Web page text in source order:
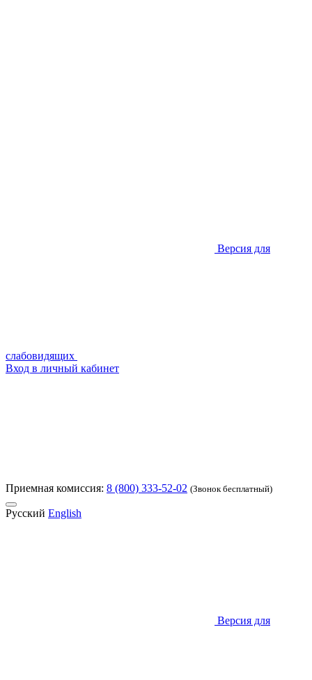
Версия для
слабовидящих
Вход в личный кабинет
Приемная комиссия: 8 (800) 333-52-02 (Звонок бесплатный)
Русский English
Версия для